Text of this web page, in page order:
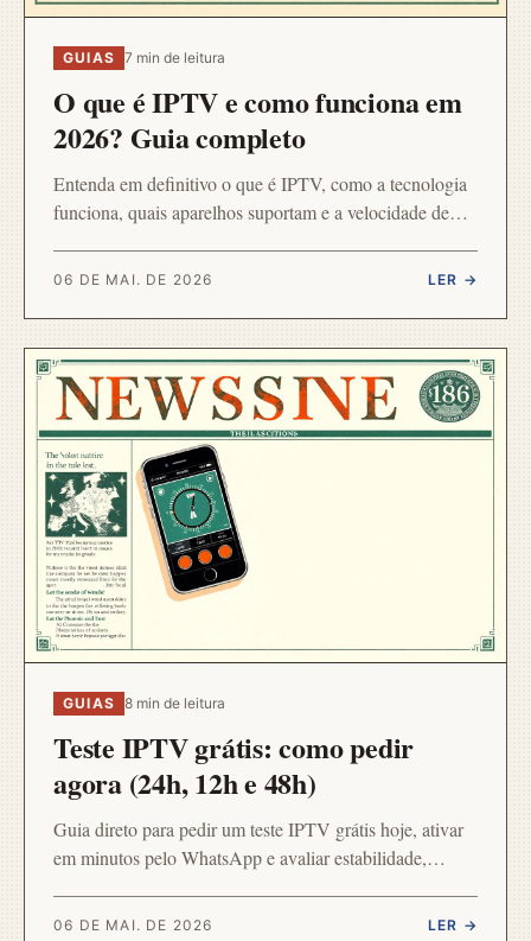
GUIAS 7 min de leitura
O que é IPTV e como funciona em
2026? Guia completo
Entenda em definitivo o que é IPTV, como a tecnologia
funciona, quais aparelhos suportam e a velocidade de
06 DE MAI. DE 2026 LER →
GUIAS 8 min de leitura
Teste IPTV grátis: como pedir
agora (24h, 12h e 48h)
Guia direto para pedir um teste IPTV grátis hoje, ativar
em minutos pelo WhatsApp e avaliar estabilidade,
assinar.
06 DE MAI. DE 2026 LER →